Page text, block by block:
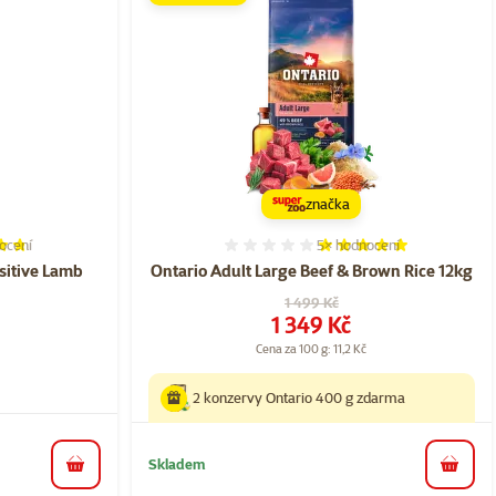
Lamb
94%, počet hodnocení: 105
do košíku
Ontario Adult Large Beef & Brown Rice 12kg
Hodnocení 96%, počet
5× hodnocení
Původní cena
1 499 Kč
Cena
1 349 Kč
Cena za 100 g: 11,2 Kč
značka
2 konzervy Ontario 400 g zdarma
Skladem do